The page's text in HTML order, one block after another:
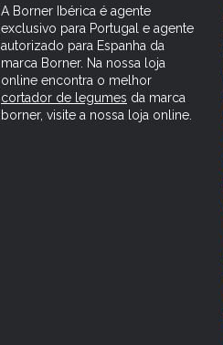
A Borner Ibérica é agente
exclusivo para Portugal e agente
autorizado para Espanha da
marca Borner. Na nossa loja
online encontra o melhor
cortador de legumes da marca
borner, visite a nossa loja online.